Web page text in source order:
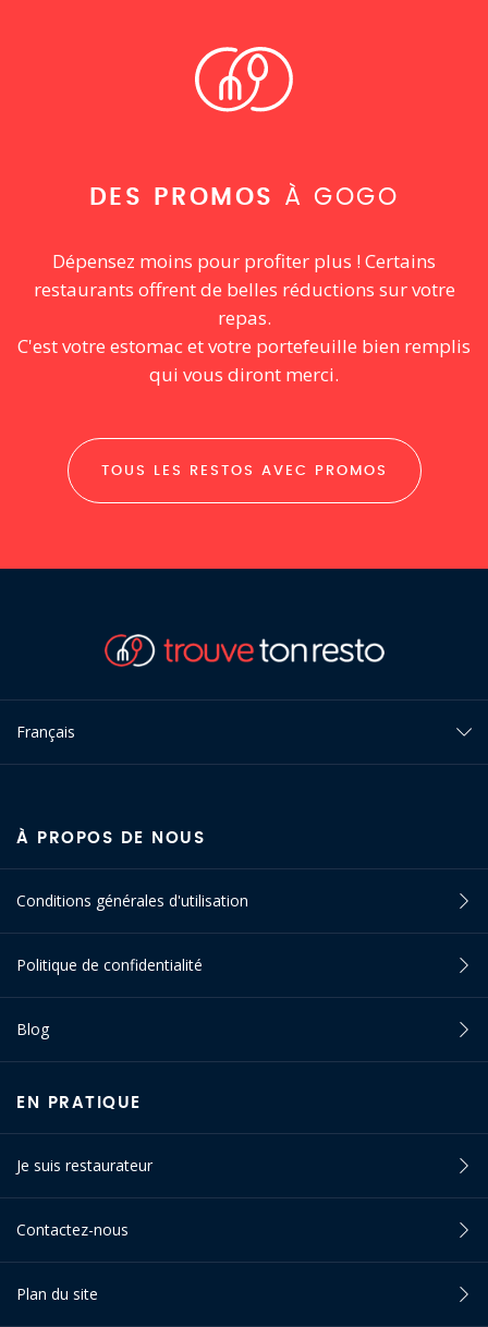
DES PROMOS À GOGO
Dépensez moins pour profiter plus ! Certains
restaurants offrent de belles réductions sur votre
repas.
C'est votre estomac et votre portefeuille bien remplis
qui vous diront merci.
TOUS LES RESTOS AVEC PROMOS
Français
À PROPOS DE NOUS
Conditions générales d'utilisation
Politique de confidentialité
Blog
EN PRATIQUE
Je suis restaurateur
Contactez-nous
Plan du site